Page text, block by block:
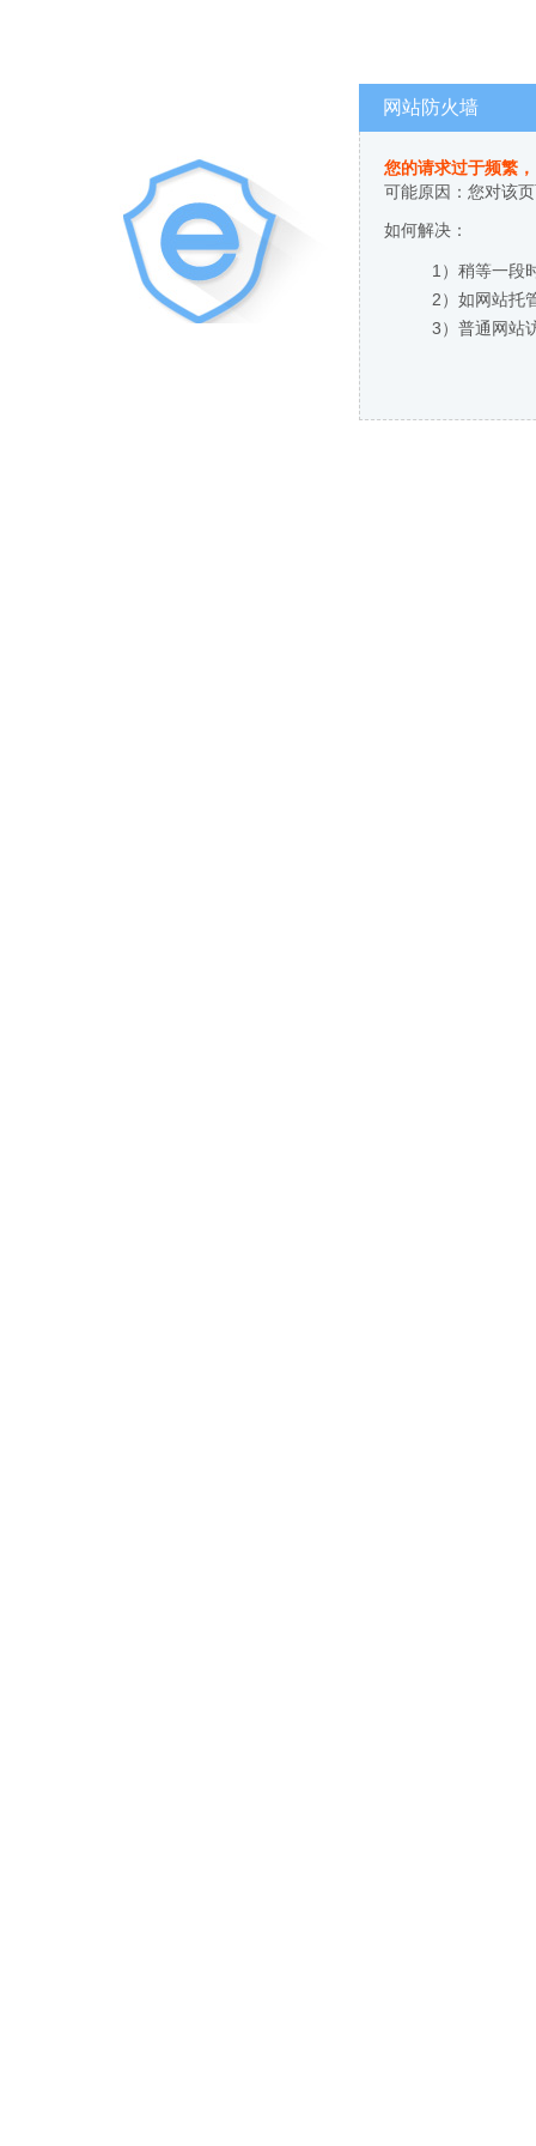
网站防火墙
您的请求过于频繁
可能原因：您对该
如何解决：
1）稍等一段
2）如网站托
3）普通网站